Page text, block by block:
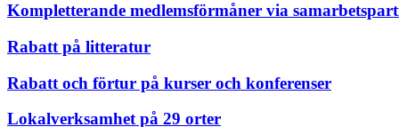
Kompletterande medlemsförmåner via
Rabatt på litteratur
Rabatt och förtur på kurser och konferenser
Lokalverksamhet på 29 orter